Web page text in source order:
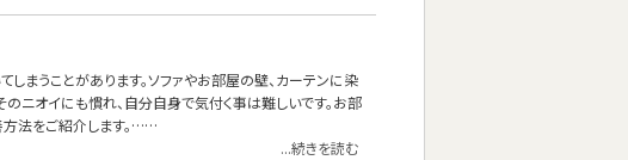
まうことがあります。ソファやお部屋の壁、カーテンに染
ニオイにも慣れ、自分自身で気付く事は難しいです。お部
方法をご紹介します。……
...続きを読む